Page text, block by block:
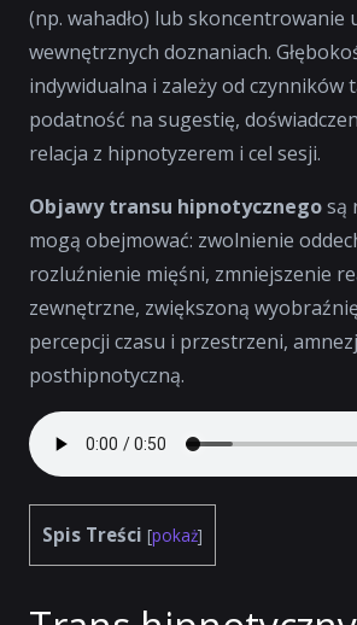
(np. wahadło) lub skoncentrowanie
wewnętrznych doznaniach.
indywidualna i zależy od czynników
podatność na sugestię,
relacja z hipnotyzerem i cel sesji.
Objawy transu hipnotycznegosą
mogą obejmować: zwolnienie
rozluźnienie mięśni, zmniejszenie
zewnętrzne, zwiększoną
percepcji czasu i przestrzeni,
posthipnotyczną.
Spis Treści [pokaż]